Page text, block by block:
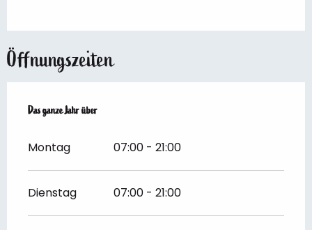
Öffnungszeiten
Das ganze Jahr über
Das ganze Jahr über
Montag 07:00 - 21:00
Dienstag 07:00 - 21:00